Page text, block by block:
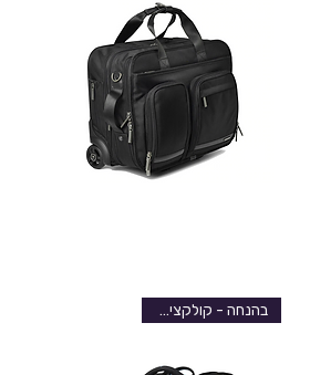
בהנחה - קולקציה חדשה